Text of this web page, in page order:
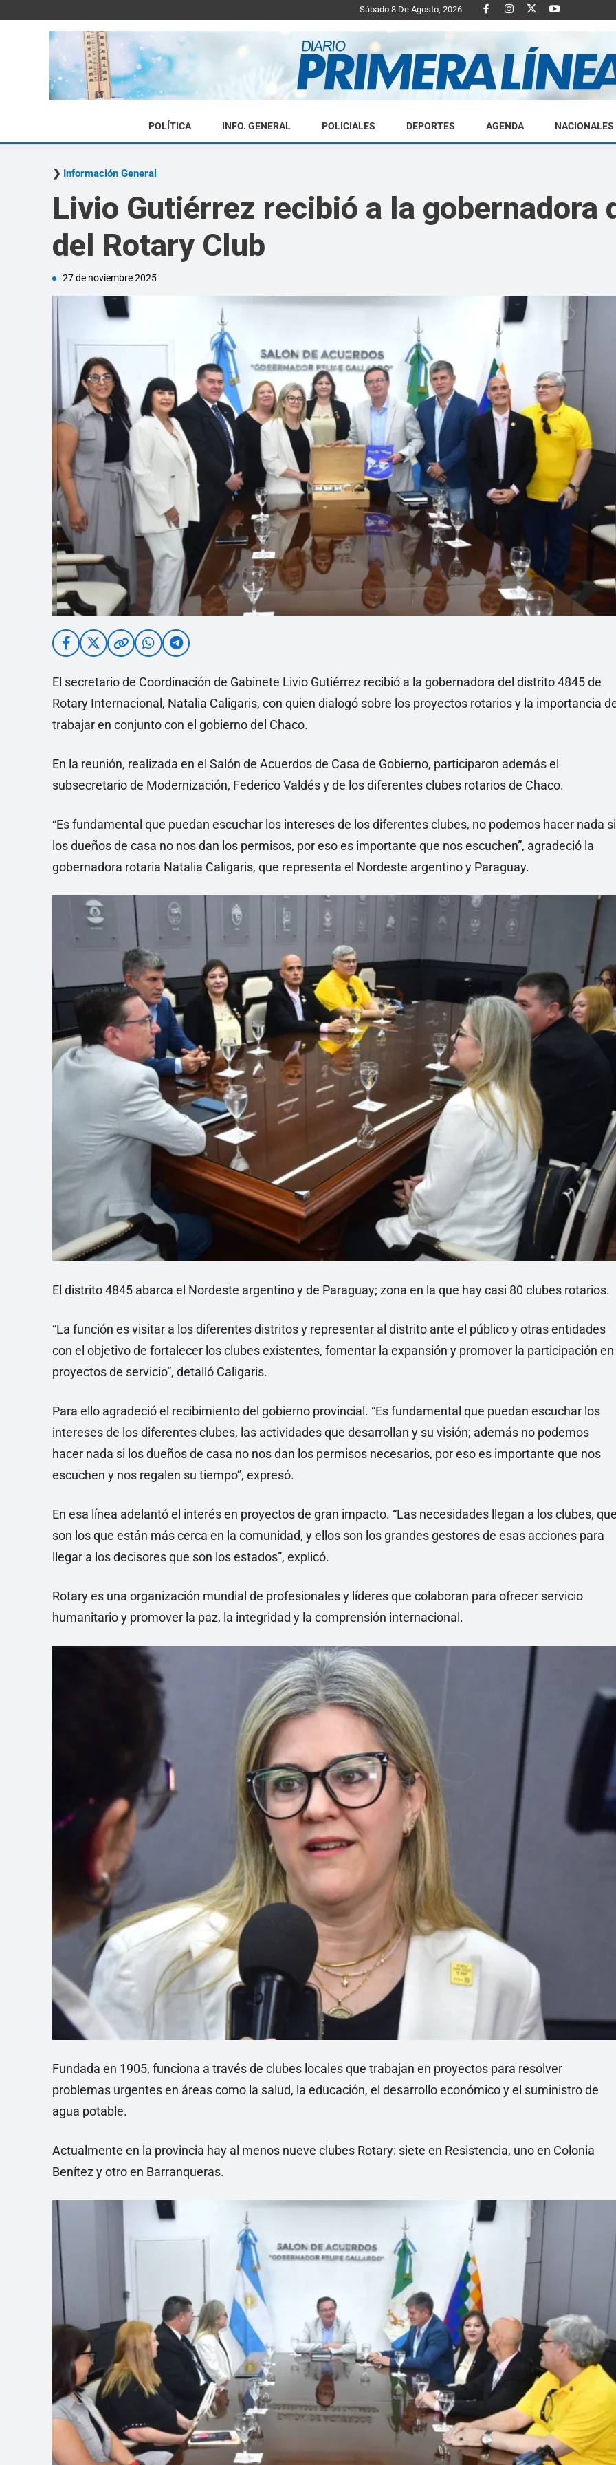
Sábado 8 De Agosto, 2026
Diario
POLÍTICA INFO. GENERAL POLICIALES DEPORTES AGENDA NACIONALES
Información General
Livio Gutiérrez recibió a la
del Rotary Club
27 de noviembre 2025
El secretario de Coordinación de Gabinete Livio Gutiérrez recibió a la gobernadora del distrito 4845 de
Rotary Internacional, Natalia Caligaris, con quien dialogó sobre los proyectos rotarios y la importancia
trabajar en conjunto con el gobierno del Chaco.
En la reunión, realizada en el Salón de Acuerdos de Casa de Gobierno, participaron además el
subsecretario de Modernización, Federico Valdés y de los diferentes clubes rotarios de Chaco.
“Es fundamental que puedan escuchar los intereses de los diferentes clubes, no podemos hacer nada si
los dueños de casa no nos dan los permisos, por eso es importante que nos escuchen”, agradeció la
gobernadora rotaria Natalia Caligaris, que representa el Nordeste argentino y Paraguay.
El distrito 4845 abarca el Nordeste argentino y de Paraguay; zona en la que hay casi 80 clubes rotarios.
“La función es visitar a los diferentes distritos y representar al distrito ante el público y otras entidades
con el objetivo de fortalecer los clubes existentes, fomentar la expansión y promover la participación en
proyectos de servicio”, detalló Caligaris.
Para ello agradeció el recibimiento del gobierno provincial. “Es fundamental que puedan escuchar los
intereses de los diferentes clubes, las actividades que desarrollan y su visión; además no podemos
hacer nada si los dueños de casa no nos dan los permisos necesarios, por eso es importante que nos
escuchen y nos regalen su tiempo”, expresó.
En esa línea adelantó el interés en proyectos de gran impacto. “Las necesidades llegan a los clubes,
son los que están más cerca en la comunidad, y ellos son los grandes gestores de esas acciones para
llegar a los decisores que son los estados”, explicó.
Rotary es una organización mundial de profesionales y líderes que colaboran para ofrecer servicio
humanitario y promover la paz, la integridad y la comprensión internacional.
Fundada en 1905, funciona a través de clubes locales que trabajan en proyectos para resolver
problemas urgentes en áreas como la salud, la educación, el desarrollo económico y el suministro de
agua potable.
Actualmente en la provincia hay al menos nueve clubes Rotary: siete en Resistencia, uno en Colonia
Benítez y otro en Barranqueras.